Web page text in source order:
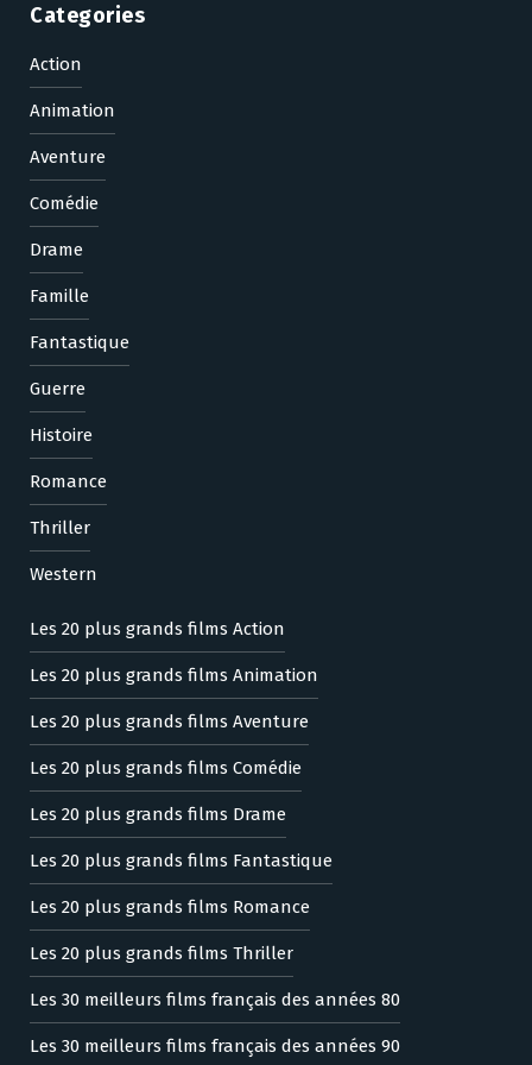
Categories
Action
Animation
Aventure
Comédie
Drame
Famille
Fantastique
Guerre
Histoire
Romance
Thriller
Western
Les 20 plus grands films Action
Les 20 plus grands films Animation
Les 20 plus grands films Aventure
Les 20 plus grands films Comédie
Les 20 plus grands films Drame
Les 20 plus grands films Fantastique
Les 20 plus grands films Romance
Les 20 plus grands films Thriller
Les 30 meilleurs films français des années 80
Les 30 meilleurs films français des années 90